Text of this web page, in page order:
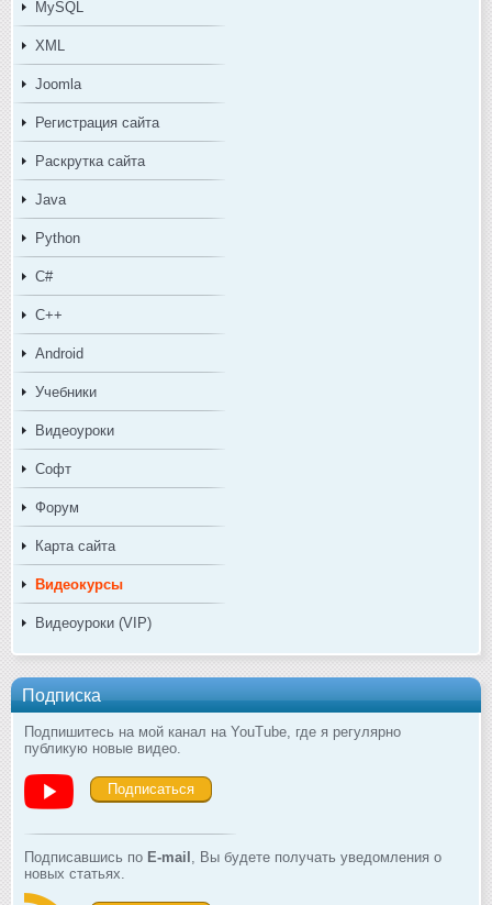
MySQL
XML
Joomla
Регистрация сайта
Раскрутка сайта
Java
Python
C#
C++
Android
Учебники
Видеоуроки
Софт
Форум
Карта сайта
Видеокурсы
Видеоуроки (VIP)
Подписка
Подпишитесь на мой канал на YouTube, где я регулярно
публикую новые видео.
Подписаться
Подписавшись по E-mail , Вы будете получать уведомления о
новых статьях.